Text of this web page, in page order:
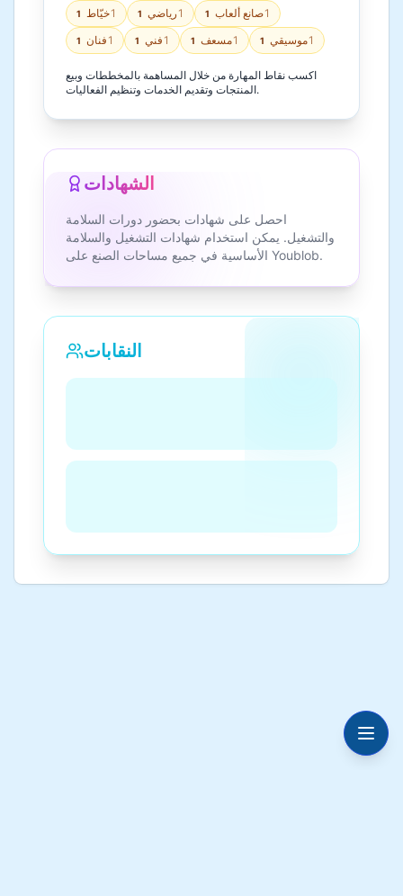
1 خيّاط1 1 رياضي 1 1 صانع ألعاب1
1 فنان 1 1 فني 1 1 مسعف1 1 موسيقي1
اكسب نقاط المهارة من خلال المساهمة بالمخططات وبيع
المنتجات وتقديم الخدمات وتنظيم الفعاليات.
الشهادات
احصل على شهادات بحضور دورات السلامة
والتشغيل. يمكن استخدام شهادات التشغيل والسلامة
الأساسية في جميع مساحات الصنع على Youblob.
النقابات